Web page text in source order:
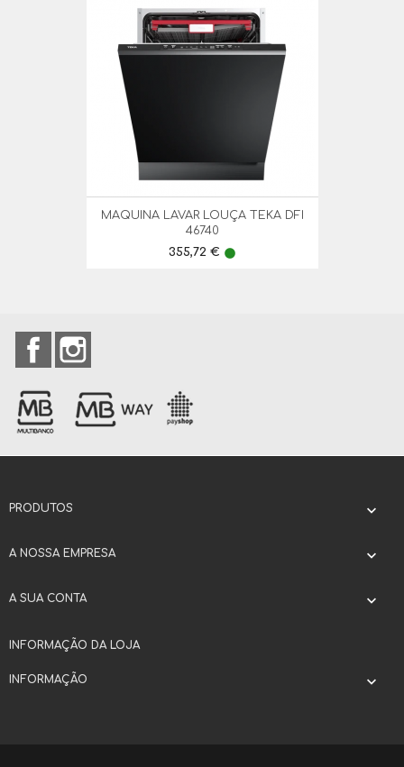
MAQUINA LAVAR LOUÇA TEKA DFI
46740
Preço
355,72 € lens
Facebook
PRODUTOS 
A NOSSA EMPRESA 
A SUA CONTA 
INFORMAÇÃO DA LOJA
INFORMAÇÃO 